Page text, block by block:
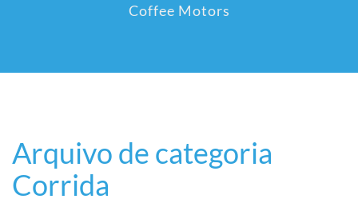
Coffee Motors
Arquivo de categoria
Corrida